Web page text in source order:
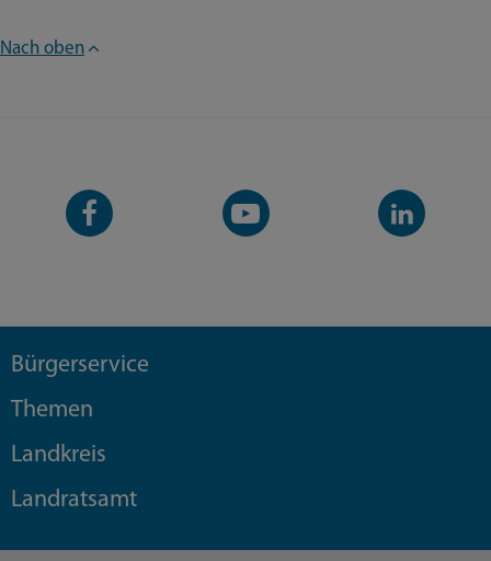
Nach oben
Facebook-
Seite
YouTube-
Kanal
LinkedIn-
Kanal
Bürgerservice
Themen
Landkreis
Landratsamt